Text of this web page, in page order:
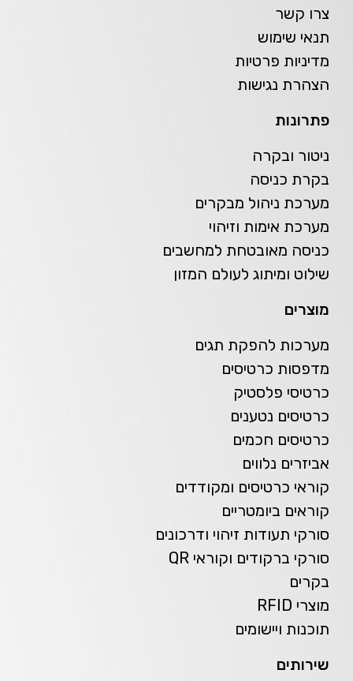
צרו קשר
תנאי שימוש
מדיניות פרטיות
הצהרת נגישות
פתרונות
ניטור ובקרה
בקרת כניסה
מערכת ניהול מבקרים
מערכת אימות וזיהוי
כניסה מאובטחת למחשבים
שילוט ומיתוג לעולם המזון
מוצרים
מערכות להפקת תגים
מדפסות כרטיסים
כרטיסי פלסטיק
כרטיסים נטענים
כרטיסים חכמים
אביזרים נלווים
קוראי כרטיסים ומקודדים
קוראים ביומטריים
סורקי תעודות זיהוי ודרכונים
סורקי ברקודים וקוראי QR
בקרים
מוצרי RFID
תוכנות ויישומים
שירותים